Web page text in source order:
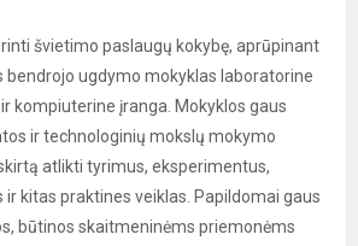
švietimo paslaugų kokybę, aprūpinant
bendrojo ugdymo mokyklas laboratorine
kompiuterine įranga. Mokyklos gaus
ir technologinių mokslų mokymo
atlikti tyrimus, eksperimentus,
ir kitas praktines veiklas. Papildomai gaus
būtinos skaitmeninėms priemonėms